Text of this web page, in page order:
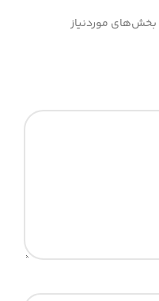
بخش‌های موردنیاز